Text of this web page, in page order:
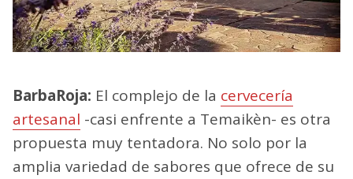
BarbaRoja: El complejo de la cervecería
artesanal -casi enfrente a Temaikèn- es otra
propuesta muy tentadora. No solo por la
amplia variedad de sabores que ofrece de su